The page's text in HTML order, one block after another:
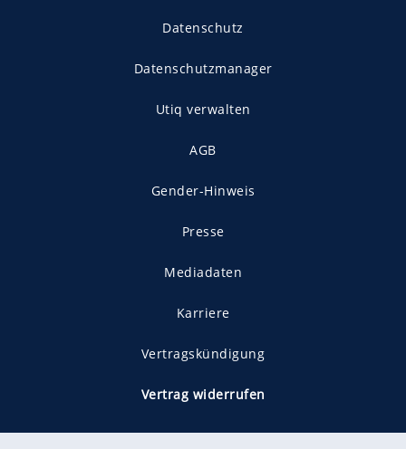
Datenschutz
Datenschutzmanager
Utiq verwalten
AGB
Gender-Hinweis
Presse
Mediadaten
Karriere
Vertragskündigung
Vertrag widerrufen